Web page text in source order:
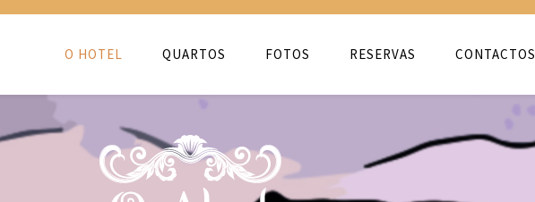
O HOTEL QUARTOS FOTOS RESERVAS CONTACTOS